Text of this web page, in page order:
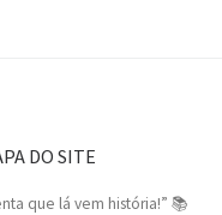
DO SITE
que lá vem história!” 📚